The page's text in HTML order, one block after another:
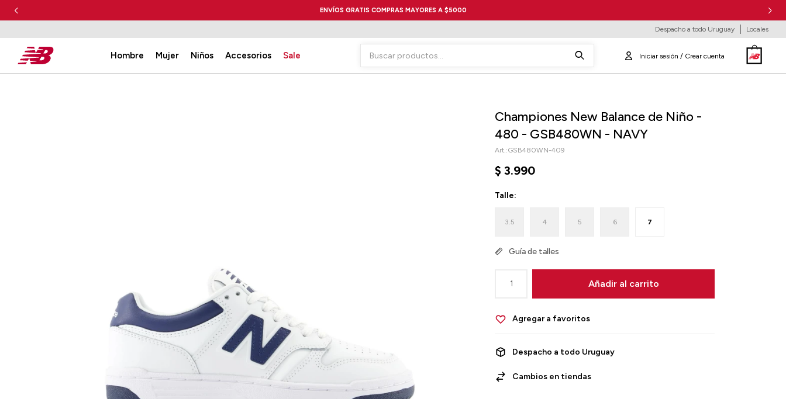
ENVÍOS GRATIS COMPRAS MAYORES A $5000
Hombre Mujer Niños Accesorios Sale
Despacho a todo Uruguay Locales
Championes New Balance de Niño -
480 - GSB480WN - NAVY
GSB480WN-409
$ 3.990
Talle:
3.5 4 5 6 7
Guía de talles
1 Añadir al carrito
Despacho a todo Uruguay
Cambios en tiendas